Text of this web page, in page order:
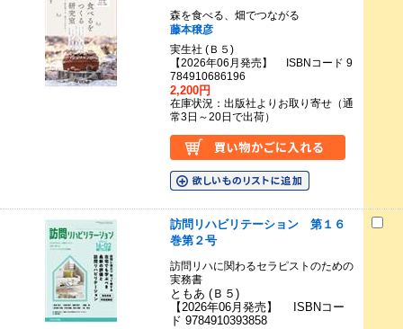
森を食べる、畑でつながる
藤本穣彦
実生社 (Ｂ５)
【2026年06月発売】 ISBNコード 9
784910686196
2,200円
在庫状況：出版社よりお取り寄せ（通
常3日～20日で出荷）
訪問リハビリテーション 第１６
巻第２号
訪問リハに関わるセラピストのための
実務書
ともあ (Ｂ５)
【2026年06月発売】 ISBNコー
ド 9784910393858